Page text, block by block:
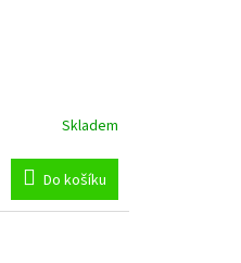
Skladem
Do košíku